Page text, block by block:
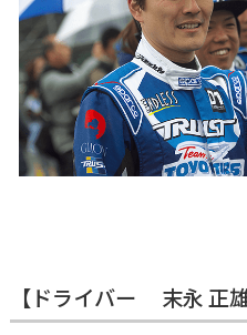
【ドライバー 末永 正雄